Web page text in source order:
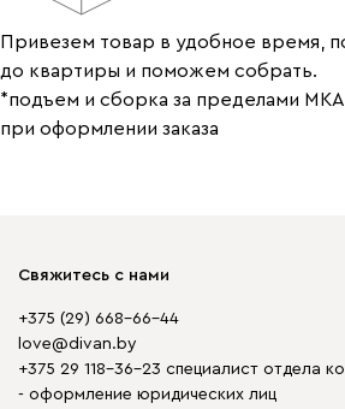
Привезем товар в удобное время,
до квартиры и поможем собрать.
*подъем и сборка за пределами
при оформлении заказа
Свяжитесь с нами
+375 (29) 668-66-44
love@divan.by
+375 29 118-36-23 специалист отдела
- оформление юридических лиц